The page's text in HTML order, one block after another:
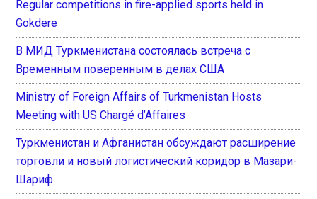
Regular competitions in fire-applied sports held in
Gokdere
В МИД Туркменистана состоялась встреча с
Временным поверенным в делах США
Ministry of Foreign Affairs of Turkmenistan Hosts
Meeting with US Chargé d’Affaires
Туркменистан и Афганистан обсуждают расширение
торговли и новый логистический коридор в Мазари-
Шариф